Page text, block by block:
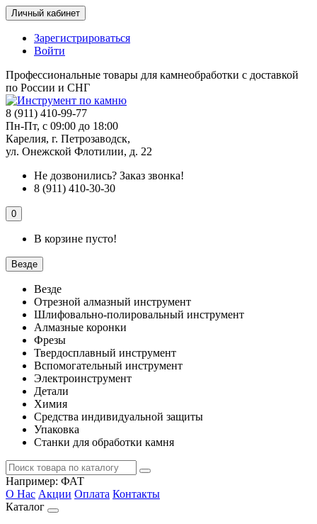
Личный кабинет
Зарегистрироваться
Войти
Профессиональные товары для камнеобработки с доставкой
по России и СНГ
8 (911) 410-99-77
Пн-Пт, с 09:00 до 18:00
Карелия, г. Петрозаводск,
ул. Онежской Флотилии, д. 22
Не дозвонились? Заказ звонка!
8 (911) 410-30-30
0
В корзине пусто!
Везде
Везде
Отрезной алмазный инструмент
Шлифовально-полировальный инструмент
Алмазные коронки
Фрезы
Твердосплавный инструмент
Вспомогательный инструмент
Электроинструмент
Детали
Химия
Средства индивидуальной защиты
Упаковка
Станки для обработки камня
Например: ФАТ
О Нас Акции Оплата Контакты
Каталог